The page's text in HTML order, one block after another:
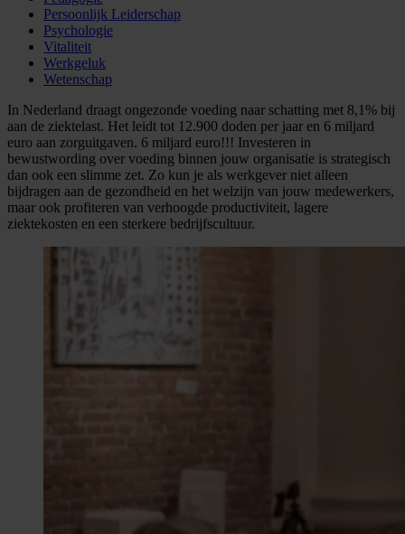
Persoonlijk Leiderschap
Psychologie
Vitaliteit
Werkgeluk
Wetenschap
In Nederland draagt ongezonde voeding naar schatting met 8,1% bij
aan de ziektelast. Het leidt tot 12.900 doden per jaar en 6 miljard
euro aan zorguitgaven. 6 miljard euro!!! Investeren in
bewustwording over voeding binnen jouw organisatie is strategisch
dan ook een slimme zet. Zo kun je als werkgever niet alleen
bijdragen aan de gezondheid en het welzijn van jouw medewerkers,
maar ook profiteren van verhoogde productiviteit, lagere
ziektekosten en een sterkere bedrijfscultuur.